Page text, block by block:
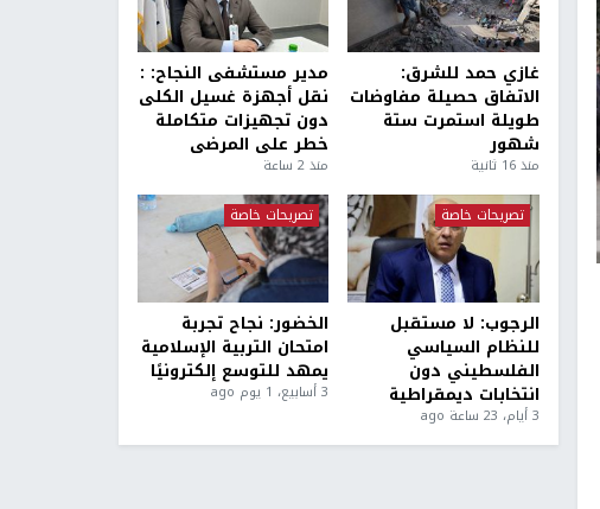
غازي حمد للشرق:
الاتفاق حصيلة مفاوضات
طويلة استمرت ستة
شهور
منذ 16 ثانية
مدير مستشفى النجاح: :
نقل أجهزة غسيل الكلى
دون تجهيزات متكاملة
خطر على المرضى
منذ 2 ساعة
تصريحات خاصة
الرجوب: لا مستقبل
للنظام السياسي
الفلسطيني دون
انتخابات ديمقراطية
3 أيام، 23 ساعة ago
تصريحات خاصة
الخضور: نجاح تجربة
امتحان التربية الإسلامية
يمهد للتوسع إلكترونيًا
3 أسابيع، 1 يوم ago